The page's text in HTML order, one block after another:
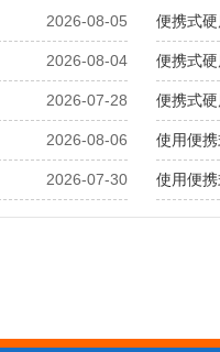
2026-08-05 便携式
2026-08-04 便携式
2026-07-28 便携式
2026-08-06 使用便
2026-07-30 使用便